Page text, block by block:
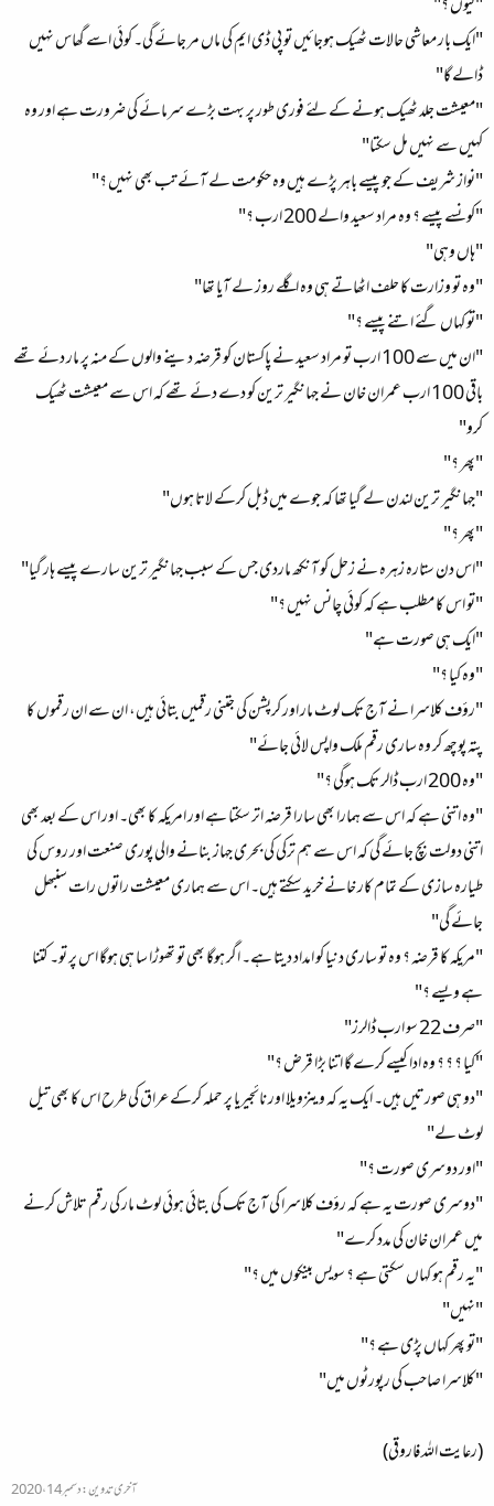
"کیوں ؟"
"ایک بار معاشی حالات ٹھیک ہوجائیں تو پی ڈی ایم کی ماں مر جائے گی۔ کوئی اسے گھاس نہیں
ڈالے گا"
"معیشت جلد ٹھیک ہونے کے لئے فوری طور پر بہت بڑے سرمائے کی ضرورت ہے اور وہ
کہیں سے نہیں مل سکتا"
"نواز شریف کے جو پیسے باہر پڑے ہیں وہ حکومت لے آئے تب بھی نہیں ؟"
"کونسے پیسے ؟ وہ مراد سعید والے 200 ارب ؟"
"ہاں وہی"
"وہ تو وزارت کا حلف اٹھاتے ہی وہ اگلے روز لے آیا تھا"
"تو کہاں گئے اتنے پیسے ؟"
"ان میں سے 100 ارب تو مراد سعید نے پاکستان کو قرضہ دینے والوں کے منہ پر مار دئے تھے
باقی 100 ارب عمران خان نے جہانگیر ترین کو دے دئے تھے کہ اس سے معیشت ٹھیک
کرو"
"پھر ؟"
"جہانگیر ترین لندن لے گیا تھا کہ جوے میں ڈبل کرکے لاتا ہوں"
"پھر ؟"
"اس دن ستارہ زہرہ نے زحل کو آنکھ ماردی جس کے سبب جہانگیر ترین سارے پیسے ہار گیا"
"تو اس کا مطلب ہے کہ کوئی چانس نہیں ؟"
"ایک ہی صورت ہے"
"وہ کیا ؟"
"رؤف کلاسرا نے آج تک لوٹ مار اور کرپشن کی جتنی رقمیں بتائی ہیں، ان سے ان رقموں کا
پتہ پوچھ کر وہ ساری رقم ملک واپس لائی جائے"
"وہ 200 ارب ڈالر تک ہوگی ؟"
"وہ اتنی ہے کہ اس سے ہمارا بھی سارا قرضہ اتر سکتا ہے اور امریکہ کا بھی۔ اور اس کے بعد بھی
اتنی دولت بچ جائے گی کہ اس سے ہم ترکی کی بحری جہاز بنانے والی پوری صنعت اور روس کی
طیارہ سازی کے تمام کار خانے خرید سکتے ہیں۔ اس سے ہماری معیشت راتوں رات سنبھل
جائے گی"
"مریکہ کا قرضہ ؟ وہ تو ساری دنیا کو امداد دیتا ہے۔ اگر ہوگا بھی تو تھوڑا سا ہی ہوگا اس پر تو۔ کتنا
ہے ویسے ؟"
"صرف 22 سو ارب ڈالرز"
"کیا ؟ ؟ ؟ وہ ادا کیسے کرے گا اتنا بڑا قرض ؟"
"دو ہی صورتیں ہیں۔ ایک یہ کہ وینزویلا اور نائجیریا پر حملہ کرکے عراق کی طرح اس کا بھی تیل
لوٹ لے"
"اور دوسری صورت ؟"
"دوسری صورت یہ ہے کہ رؤف کلاسرا کی آج تک کی بتائی ہوئی لوٹ مار کی رقم تلاش کرنے
میں عمران خان کی مدد کرے"
"یہ رقم ہو کہاں سکتی ہے ؟ سویس بینکوں میں ؟"
"نہیں"
"تو پھر کہاں پڑی ہے ؟"
"کلاسرا صاحب کی رپورٹوں میں"
(رعایت اللہ فاروقی)
آخری تدوین:دسمبر 14، 2020